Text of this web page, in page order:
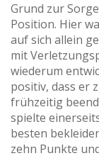
Grund zur
Position. Hier
auf sich allein
mit
wiederum
positiv, dass er
frühzeitig
spielte
besten
zehn Punkte